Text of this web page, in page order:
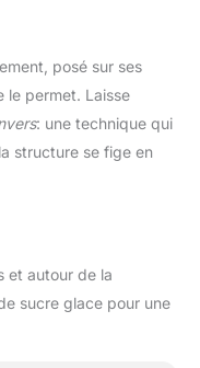
posé sur ses
le permet. Laisse
: une technique qui
structure se fige en
et autour de la
sucre glace pour une